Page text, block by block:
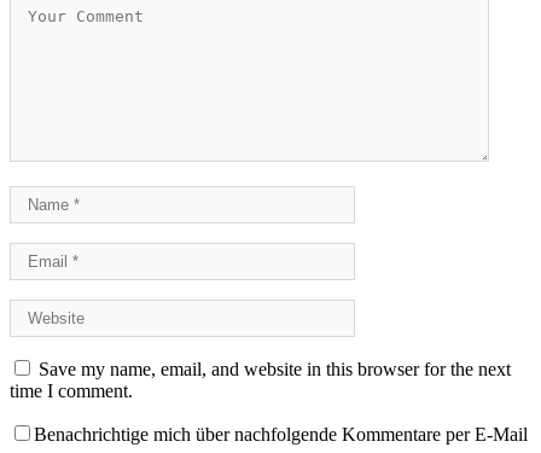
Save my name, email, and website in this browser for the next
time I comment.
Benachrichtige mich über nachfolgende Kommentare per E-Mail